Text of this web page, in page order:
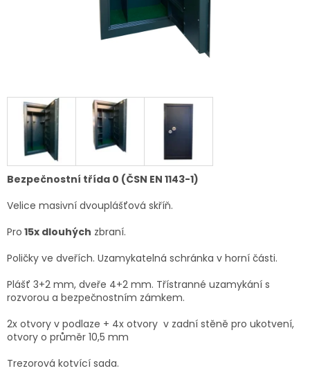
Bezpečnostní třída 0 (ČSN EN 1143-1)
Velice masivní dvouplášťová skříň.
Pro 15x dlouhých zbraní.
Poličky ve dveřích. Uzamykatelná schránka v horní části.
Plášť 3+2 mm, dveře 4+2 mm. Třístranné uzamykání s
rozvorou a bezpečnostním zámkem.
2x otvory v podlaze + 4x otvory v zadní stěně pro ukotvení,
otvory o průměr 10,5 mm
Trezorová kotvící sada.